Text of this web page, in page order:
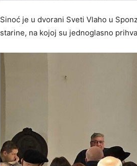
Sinoć je u dvorani Sveti Vlaho u
starine, na kojoj su jednoglasno